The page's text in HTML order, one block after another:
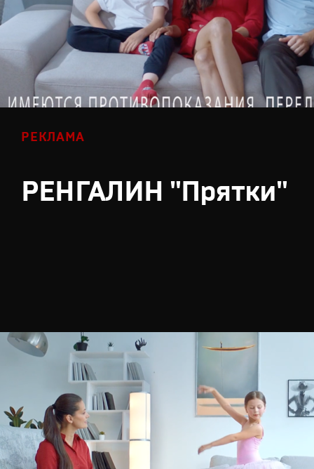
РЕКЛАМА
РЕНГАЛИН "Прятки"